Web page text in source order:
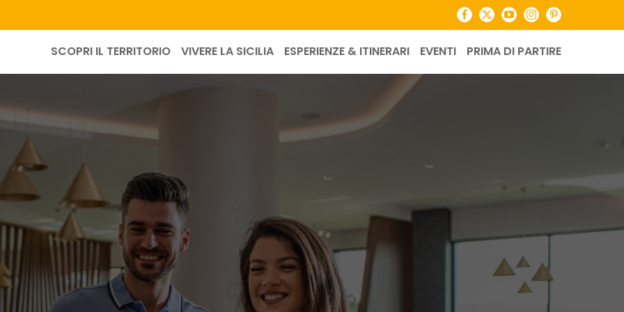
Facebook
X YouTubeInstagramPinterest
SCOPRI IL TERRITORIO VIVERE LA SICILIA ESPERIENZE & ITINERARI EVENTI PRIMA DI PARTIRE